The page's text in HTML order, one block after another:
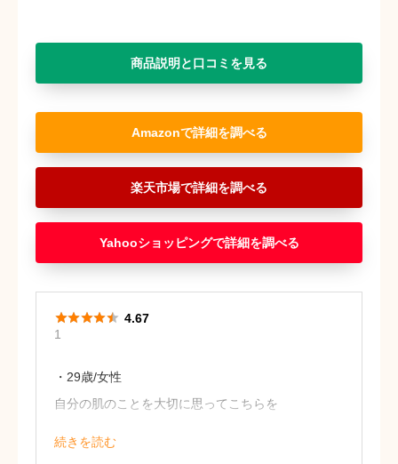
商品説明と口コミを見る
Amazon
楽天市場
Yahooショッピング
・29歳/女性
自分の肌のことを大切に思ってこちらを
続きを読む
1
 4.67